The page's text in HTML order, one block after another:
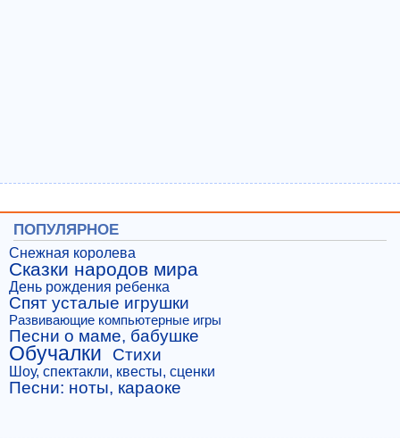
ПОПУЛЯРНОЕ
Снежная королева
Сказки народов мира
День рождения ребенка
Спят усталые игрушки
Развивающие компьютерные игры
Песни о маме, бабушке
Обучалки Стихи
Шоу, спектакли, квесты, сценки
Песни: ноты, караоке